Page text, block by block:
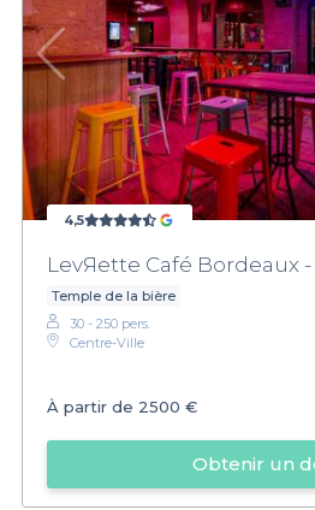
4,5
LevЯette Café Bordeaux
Temple de la bière
30 - 250 pers.
Centre-Ville
À partir de 2500 €
Obtenir un